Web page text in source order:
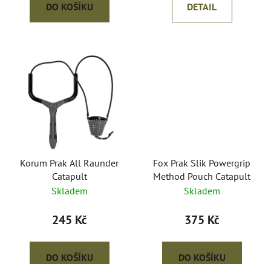
DO KOŠÍKU DETAIL
Korum Prak All Raunder
Catapult
Skladem
245 Kč
DO KOŠÍKU
Fox Prak Slik Powergrip
Method Pouch Catapult
Skladem
375 Kč
DO KOŠÍKU